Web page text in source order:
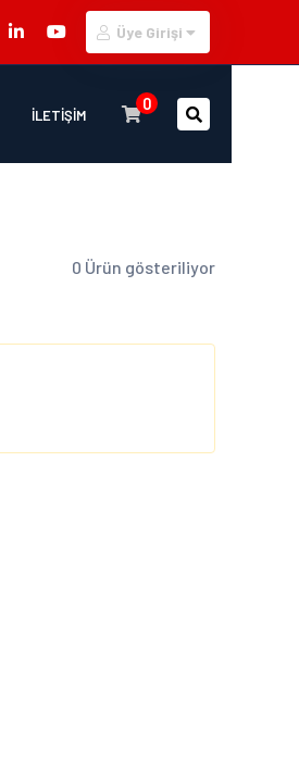
Üye Girişi
İLETİŞİM
0
0 Ürün gösteriliyor